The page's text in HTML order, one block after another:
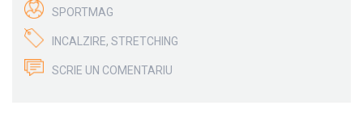
SPORTMAG
INCALZIRE, STRETCHING
SCRIE UN COMENTARIU